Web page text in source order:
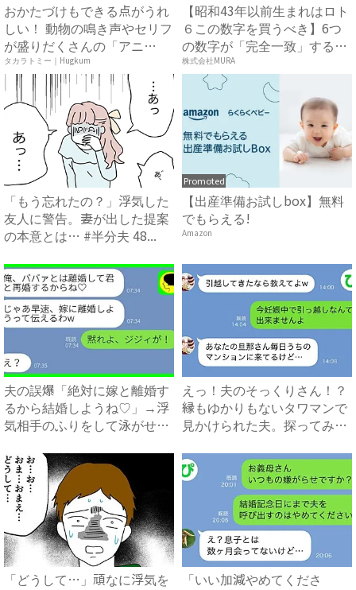
おかたづけもできる点がうれ
しい！ 動物の鳴き声やセリフ
が盛りだくさんの「アニ
ア ...
タカラトミー｜Hugkum
【昭和43年以前生まれはロト
６この数字を買うべき】6つ
の数字が「完全一致」する
方...
株式会社MURA
「もう忘れたの？」浮気した
友人に警告。妻が出した提案
の本意とは… #半分夫 48...
Promoted
【出産準備お試しbox】無料
でもらえる!
Amazon
夫の誤爆「絶対に嫁と離婚す
るから結婚しようね♡」→浮
気相手のふりをして泳がせて
えっ！夫のそっくりさん！？
縁もゆかりもないタワマンで
見かけられた夫。探ってみる
「どうして…」頑なに浮気を
「いい加減やめてくださ